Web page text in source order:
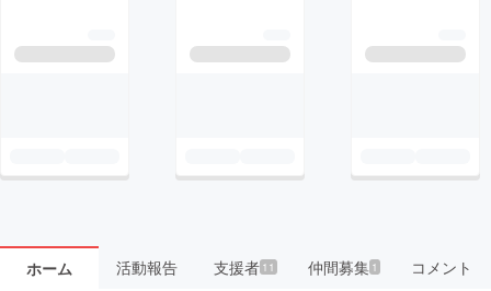
ホーム 活動報告 支援者 11 仲間募集 1 コメント